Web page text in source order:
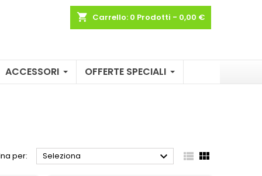
shopping_cart Carrello: 0 Prodotti - 0,00 €
ACCESSORI OFFERTE SPECIALI
per: Seleziona   